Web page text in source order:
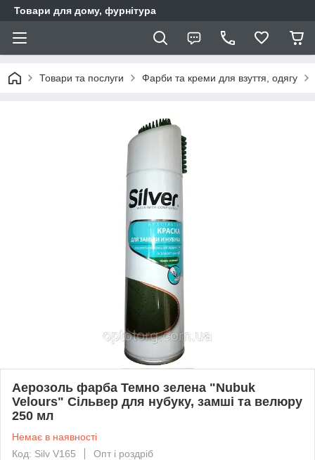
Товари для дому, фурнітура
Товари та послуги Фарби та креми для взуття, одягу
Аерозоль фарба Темно зелена "Nubuk
Velours" Сільвер для нубуку, замші та велюру
250 мл
Немає в наявності
Код: Silv V165
Опт і роздріб